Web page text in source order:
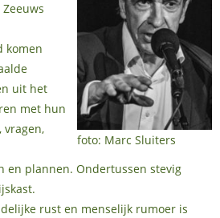
foto: Marc Sluiters
komen
uit het
met hun
vragen,
en plannen. Ondertussen stevig
rust en menselijk rumoer is